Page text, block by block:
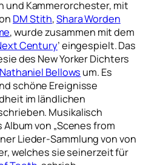
und Kammerorchester, mit
DM Stith,Shara Worden
, wurde zusammen mit dem
Century’ eingespielt. Das
des New Yorker Dichters
Nathaniel Bellows um. Es
schöne Ereignisse
im ländlichen
Musikalisch
von „Scenes from
Lieder-Sammlung von von
welches sie seinerzeit für